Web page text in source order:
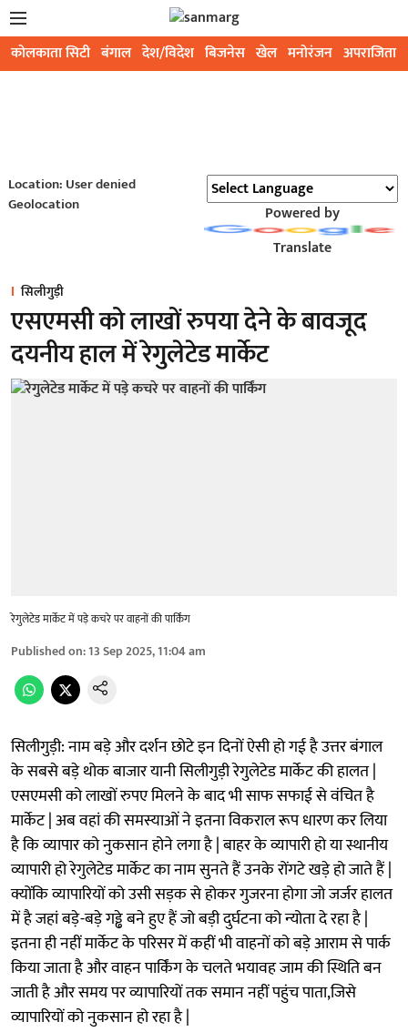
कोलकाता सिटी बंगाल देश/विदेश बिजनेस खेल मनोरंजन अपराजिता
Location: User denied
Geolocation
Powered by
Translate
सिलीगुड़ी
एसएमसी को लाखों रुपया देने के बावजूद
दयनीय हाल में रेगुलेटेड मार्केट
रेगुलेटेड मार्केट में पड़े कचरे पर वाहनों की पार्किंग
Published on:13 Sep 2025, 11:04 am
सिलीगुड़ी: नाम बड़े और दर्शन छोटे इन दिनों ऐसी हो गई है उत्तर बंगाल
के सबसे बड़े थोक बाजार यानी सिलीगुड़ी रेगुलेटेड मार्केट की हालत |
एसएमसी को लाखों रुपए मिलने के बाद भी साफ सफाई से वंचित है
मार्केट | अब वहां की समस्याओं ने इतना विकराल रूप धारण कर लिया
है कि व्यापार को नुकसान होने लगा है | बाहर के व्यापारी हो या स्थानीय
व्यापारी हो रेगुलेटेड मार्केट का नाम सुनते हैं उनके रोंगटे खड़े हो जाते हैं |
क्योंकि व्यापारियों को उसी सड़क से होकर गुजरना होगा जो जर्जर हालत
में है जहां बड़े-बड़े गड्ढे बने हुए हैं जो बड़ी दुर्घटना को न्योता दे रहा है |
इतना ही नहीं मार्केट के परिसर में कहीं भी वाहनों को बड़े आराम से पार्क
किया जाता है और वाहन पार्किंग के चलते भयावह जाम की स्थिति बन
जाती है और समय पर व्यापारियों तक समान नहीं पहुंच पाता,जिसे
व्यापारियों को नुकसान हो रहा है |